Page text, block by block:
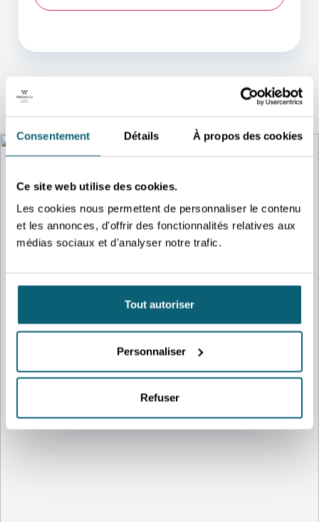
Consentement Détails À propos des cookies
Ce site web utilise des cookies.
Les cookies nous permettent de personnaliser le contenu
et les annonces, d'offrir des fonctionnalités relatives aux
médias sociaux et d'analyser notre trafic.
Tout autoriser
Personnaliser
Refuser
Biotech 3, Avenue Jean Mermoz,
Charleroi, Belgique